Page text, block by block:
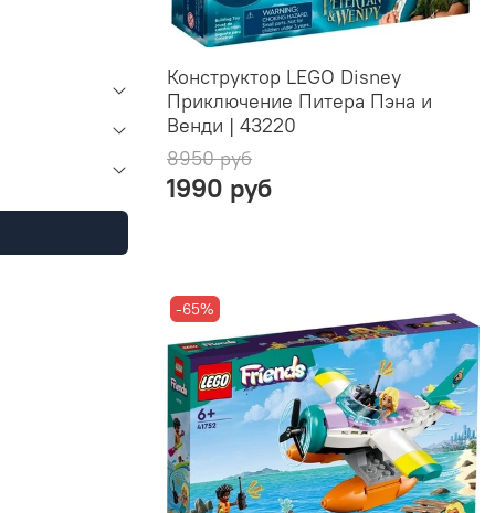
Конструктор LEGO Disney
Приключение Питера Пэна и
Венди | 43220
8950 руб
1990 руб
-65%